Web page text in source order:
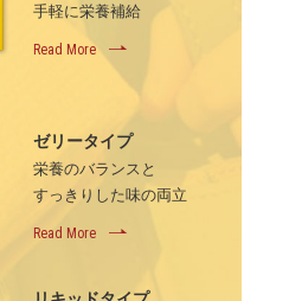
手軽に栄養補給
Read More
ゼリータイプ
栄養のバランスと
すっきりした味の両立
Read More